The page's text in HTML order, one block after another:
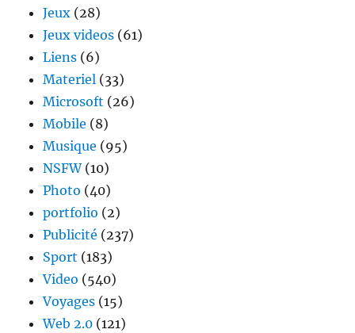
Jeux (28)
Jeux videos (61)
Liens (6)
Materiel (33)
Microsoft (26)
Mobile (8)
Musique (95)
NSFW(10)
Photo (40)
portfolio (2)
Publicité (237)
Sport (183)
Video (540)
Voyages (15)
Web 2.0 (121)